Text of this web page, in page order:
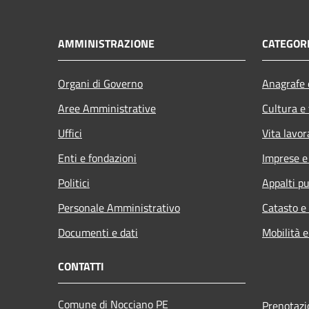
AMMINISTRAZIONE
Organi di Governo
Aree Amministrative
Uffici
Enti e fondazioni
Politici
Personale Amministrativo
Documenti e dati
Cultura
Vita
Imprese
Appalti
Catasto
Mobilità
CONTATTI
Comune di Nocciano PE